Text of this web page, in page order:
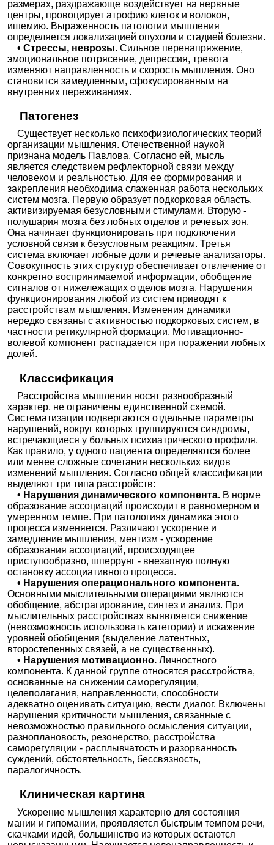
размерах, раздражающе воздействует на нервные
центры, провоцирует атрофию клеток и волокон,
ишемию. Выраженность патологии мышления
определяется локализацией опухоли и стадией болезни.
• Стрессы, неврозы.Сильное перенапряжение,
эмоциональное потрясение, депрессия, тревога
изменяют направленность и скорость мышления. Оно
становится замедленным, сфокусированным на
внутренних переживаниях.
Патогенез
Существует несколько психофизиологических теорий
организации мышления. Отечественной наукой
признана модель Павлова. Согласно ей, мысль
является следствием рефлекторной связи между
человеком и реальностью. Для ее формирования и
закрепления необходима слаженная работа нескольких
систем мозга. Первую образует подкорковая область,
активизируемая безусловными стимулами. Вторую -
полушария мозга без лобных отделов и речевых зон.
Она начинает функционировать при подключении
условной связи к безусловным реакциям. Третья
система включает лобные доли и речевые анализаторы.
Совокупность этих структур обеспечивает отвлечение от
конкретно воспринимаемой информации, обобщение
сигналов от нижележащих отделов мозга. Нарушения
функционирования любой из систем приводят к
расстройствам мышления. Изменения динамики
нередко связаны с активностью подкорковых систем, в
частности ретикулярной формации. Мотивационно-
волевой компонент распадается при поражении лобных
долей.
Классификация
Расстройства мышления носят разнообразный
характер, не ограничены единственной схемой.
Систематизации подвергаются отдельные параметры
нарушений, вокруг которых группируются синдромы,
встречающиеся у больных психиатрического профиля.
Как правило, у одного пациента определяются более
или менее сложные сочетания нескольких видов
изменений мышления. Согласно общей классификации
выделяют три типа расстройств:
• Нарушения динамического компонента. В норме
образование ассоциаций происходит в равномерном и
умеренном темпе. При патологиях динамика этого
процесса изменяется. Различают ускорение и
замедление мышления, ментизм - ускорение
образования ассоциаций, происходящее
приступообразно, шперрунг - внезапную полную
остановку ассоциативного процесса.
• Нарушения операционального компонента.
Основными мыслительными операциями являются
обобщение, абстрагирование, синтез и анализ. При
мыслительных расстройствах выявляется снижение
(невозможность использовать категории) и искажение
уровней обобщения (выделение латентных,
второстепенных связей, а не существенных).
• Нарушения мотивационно.Личностного
компонента. К данной группе относятся расстройства,
основанные на снижении саморегуляции,
целеполагания, направленности, способности
адекватно оценивать ситуацию, вести диалог. Включены
нарушения критичности мышления, связанные с
невозможностью правильного осмысления ситуации,
разноплановость, резонерство, расстройства
саморегуляции - расплывчатость и разорванность
суждений, обстоятельность, бессвязность,
паралогичность.
Клиническая картина
Ускорение мышления характерно для состояния
мании и гипомании, проявляется быстрым темпом речи,
скачками идей, большинство из которых остаются